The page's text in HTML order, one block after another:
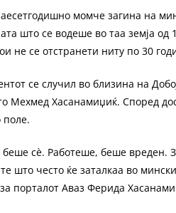
момче загина на
што се водеше во таа земја од
не се отстранети ниту по 30
се случил во близина на
Мехмед Хасанамиџиќ. Според
поле.
беше сè. Работеше, беше вреден.
што често ќе заталкаа во
за порталот Аваз Ферида